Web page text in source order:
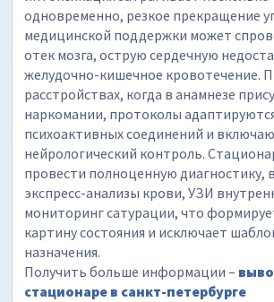
одновременно, резкое прекращение
медицинской поддержки может
отек мозга, острую сердечную
желудочно-кишечное кровотечение.
расстройствах, когда в анамнезе
наркомании, протоколы
психоактивных соединений и
нейрологический контроль.
провести полноценную диагностику,
экспресс-анализы крови, УЗИ
мониторинг сатурации, что
картину состояния и исключает
назначения.
Получить больше информации –
стационаре в санкт-петербурге